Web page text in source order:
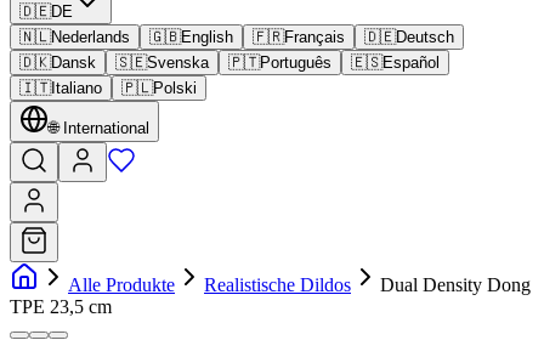
🇩🇪DE
🇳🇱Nederlands 🇬🇧English 🇫🇷Français 🇩🇪Deutsch
🇩🇰Dansk 🇸🇪Svenska 🇵🇹Português 🇪🇸Español
🇮🇹Italiano 🇵🇱Polski
🌐 International
Alle Produkte Realistische Dildos
Dual Density Dong
TPE 23,5 cm